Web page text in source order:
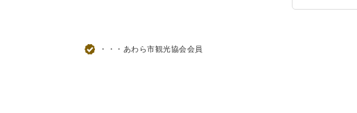
・・・あわら市観光協会会員